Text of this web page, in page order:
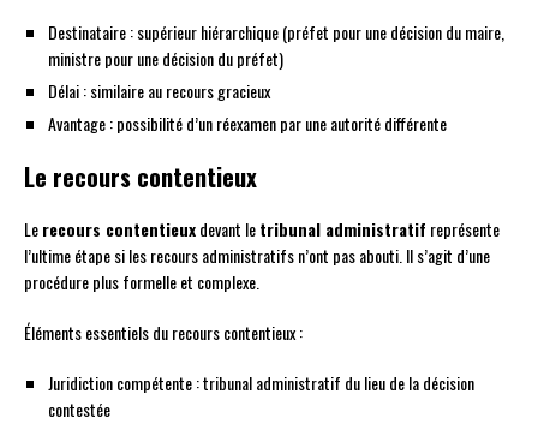
Destinataire : supérieur hiérarchique (préfet pour une décision du maire,
ministre pour une décision du préfet)
Délai : similaire au recours gracieux
Avantage : possibilité d’un réexamen par une autorité différente
Le recours contentieux
Lerecours contentieuxdevant letribunal administratif représente
l’ultime étape si les recours administratifs n’ont pas abouti. Il s’agit d’une
procédure plus formelle et complexe.
Éléments essentiels du recours contentieux :
Juridiction compétente : tribunal administratif du lieu de la décision
contestée